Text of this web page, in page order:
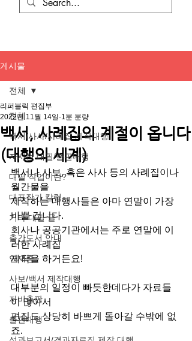
게시물
전체
백서/사사/사례집 제작대행
자서전 대필/출판대행
대필 작업이란?
대표작가 칼럼
기타 대필 글
출간도서 안내
연재중
사보/백서 제작대행
자비출판
출판대행
전체
백서, 사례집의 계절이 옵니다
(대행의 세계)
리퍼블릭 편집부
2022년 11월 14일 1분 분량
백서나 사보, 혹은 사사 등의 사례집이나
월간물을
제작하는 대행사들은 아마 연말이 가장
바쁠 겁니다.
회사나 공공기관에서는 주로 연말에 이
러한 사례집
제작을 하거든요!
대부분의 일정이 빠듯한데다가 자료들
이 많아서
편집도 상당히 바쁘게 돌아갈 수밖에 없
죠.